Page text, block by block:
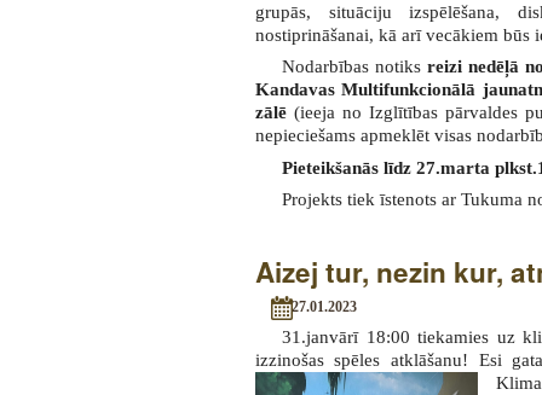
grupās, situāciju izspēlēšana,
nostiprināšanai, kā arī vecākiem būs
Nodarbības notiksreizi nedēļā
Kandavas Multifunkcionālā
zālē(ieeja no Izglītības pārvaldes
nepieciešams apmeklēt visas
Pieteikšanās līdz 27.marta
Projekts tiek īstenots ar Tukuma
Aizej tur, nezin kur,
27.01.2023
31.janvārī 18:00 tiekamies uz
izzinošas spēles atklāšanu! Esi